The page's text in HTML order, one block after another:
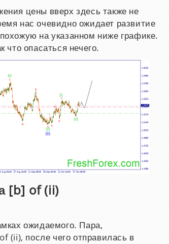
цены вверх здесь также не
нас очевидно ожидает развитие
на указанном ниже графике.
что опасаться нечего.
[b] of (ii)
ожидаемого. Пара,
(ii), после чего отправилась в